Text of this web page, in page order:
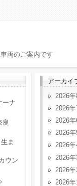
両のご案内です
ーナ
ま
ウン
アーカイ
2026年
2026年
2026年
2026年
2026年
2026年
2026年
2026年